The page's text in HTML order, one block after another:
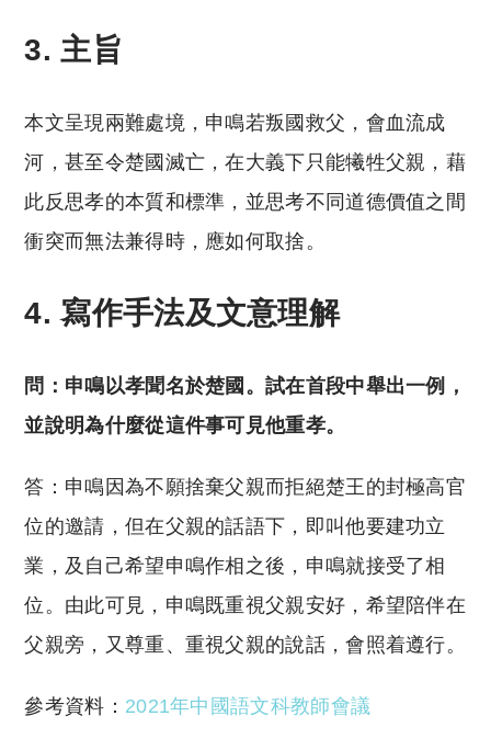
3. 主旨
本文呈現兩難處境，申鳴若叛國救父，會血流成
河，甚至令楚國滅亡，在大義下只能犧牲父親，藉
此反思孝的本質和標準，並思考不同道德價值之間
衝突而無法兼得時，應如何取捨。
4. 寫作手法及文意理解
問：申鳴以孝聞名於楚國。試在首段中舉出一例，
並說明為什麼從這件事可見他重孝。
答：申鳴因為不願捨棄父親而拒絕楚王的封極高官
位的邀請，但在父親的話語下，即叫他要建功立
業，及自己希望申鳴作相之後，申鳴就接受了相
位。由此可見，申鳴既重視父親安好，希望陪伴在
父親旁，又尊重、重視父親的說話，會照着遵行。
參考資料： 2021年中國語文科教師會議